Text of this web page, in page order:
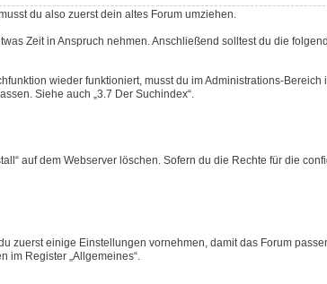
du also zuerst dein altes Forum umziehen.
Zeit in Anspruch nehmen. Anschließend solltest du die
wieder funktioniert, musst du im Administrations-Bereich
Siehe auch „3.7 Der Suchindex“.
auf dem Webserver löschen. Sofern du die Rechte für die
zuerst einige Einstellungen vornehmen, damit das Forum
im Register „Allgemeines“.